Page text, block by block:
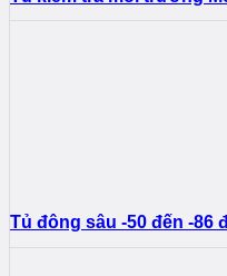
Tủ đông sâu -50 đến -86